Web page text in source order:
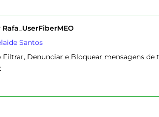
Rafa_UserFiberMEO
Santos
Filtrar, Denunciar e Bloquear mensagens de